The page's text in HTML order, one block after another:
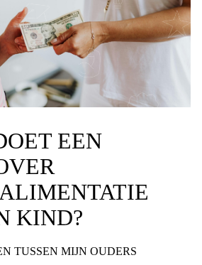
EEN
KIND?
TUSSEN MIJN OUDERS